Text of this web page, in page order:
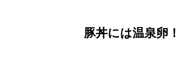
豚丼には温泉卵！